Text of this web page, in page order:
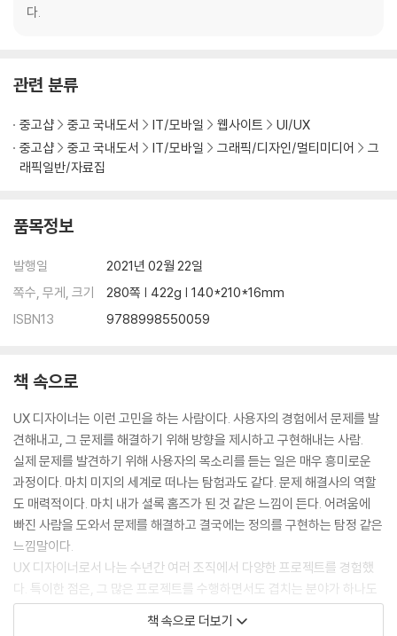
1 온갖 경험을 수집하다 : 세탁기에서 자동차, 쇼핑, 금융, 병원 서비스까지
2 새로운 것을 탐구하는 디자이너의 숙명
3 경험 디자이너와 셜록 홈즈의 평행 이론
4 사람을 탐구하는 것에서 시작하라
5 현장으로 들어가 깊이 공감하라
6 디자이너의 가장 큰 무기는 사용자의 목소리다
다
PART 4 일상에서 발견하는 혁신의 본질 _ 부드럽지만 강력한 경험의 힘
2 노골적으로 유혹하는 행위 유발자 : 소변기에 담긴 넛지(Nudge)의 세
3 굴러가지 않는 삼각 크레파스의 가르침
4 눈으로 보지 않아도 통제할 수 있는 감각의 도구 : 마우스의 진화
5 아날로그를 밀어내는 터치 디스플레이의 공습
[이것이 UX 디자인이다] 마땅히 해야 할 수고를 덜어주는 마이크로 인터
랙션의 세계
PART 5 ‘바로 그 사람’을 위한 경험 디자인 _ 퍼소나 ‘김 과장’ 찾기
1 잃어버린 한 사람 찾기 : 디자이너가 행복하게 만들어줘야 할 바로 그 사
람
2 퍼소나 ‘김 과장’의 존재 이유
3 김 과장을 만족시키기 위한 전략 수립하기
다.
관련 분류
중고샵 중고 국내도서 IT/모바일 웹사이트
UI/UX
중고샵
중고 국내도서 IT/모바일 그래픽/디자인/멀티미디어
그
래픽일반/자료집
품목정보
발행일
2021년 02월 22일
쪽수, 무게, 크기
280쪽 | 422g | 140*210*16mm
ISBN13
9788998550059
책 속으로
UX 디자이너는 이런 고민을 하는 사람이다. 사용자의 경험에서 문제를 발
견해내고, 그 문제를 해결하기 위해 방향을 제시하고 구현해내는 사람.
실제 문제를 발견하기 위해 사용자의 목소리를 듣는 일은 매우 흥미로운
과정이다. 마치 미지의 세계로 떠나는 탐험과도 같다. 문제 해결사의 역할
도 매력적이다. 마치 내가 셜록 홈즈가 된 것 같은 느낌이 든다. 어려움에
빠진 사람을 도와서 문제를 해결하고 결국에는 정의를 구현하는 탐정 같은
느낌말이다.
UX 디자이너로서 나는 수년간 여러 조직에서 다양한 프로젝트를 경험했
다. 특이한 점은, 그 많은 프로젝트를 수행하면서도 겹치는 분야가 하나도
없었다는 점이다.
책 속으로 더보기